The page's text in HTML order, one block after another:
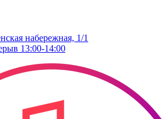
набережная, 1/1
13:00-14:00